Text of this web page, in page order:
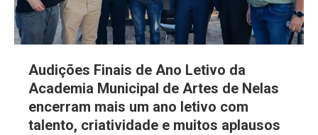
Audições Finais de Ano Letivo da
Academia Municipal de Artes de Nelas
encerram mais um ano letivo com
talento, criatividade e muitos aplausos